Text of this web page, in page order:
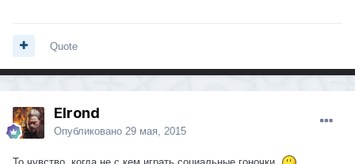
Quote
Elrond
Опубликовано 29 мая, 2015